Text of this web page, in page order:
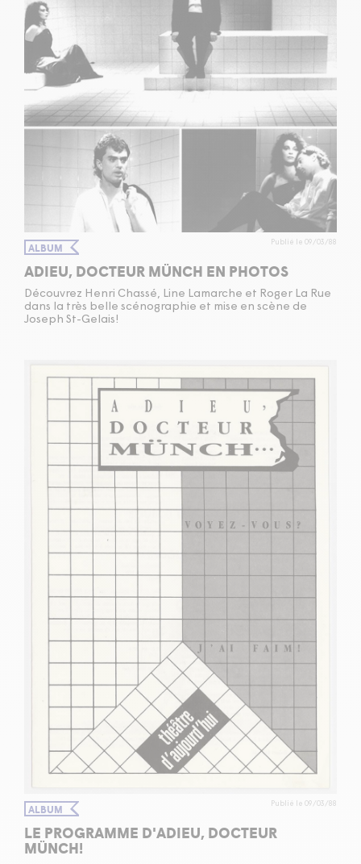
ALBUM Publié le 09/03/88
ADIEU, DOCTEUR MÜNCH EN PHOTOS
Découvrez Henri Chassé, Line Lamarche et Roger La Rue
dans la très belle scénographie et mise en scène de
Joseph St-Gelais!
ALBUM Publié le 09/03/88
LE PROGRAMME D'ADIEU, DOCTEUR
MÜNCH!